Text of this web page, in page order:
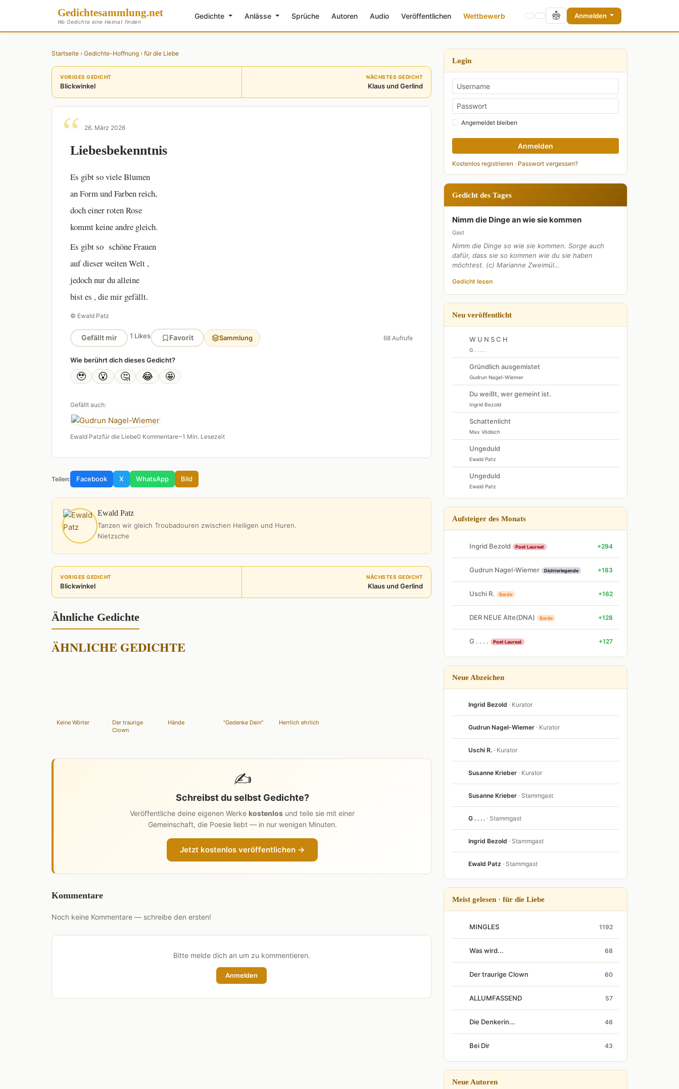
Gedichtesammlung.net
Wo Gedichte eine Heimat finden
Gedichte Anlässe Sprüche Autoren Audio Veröffentlichen Wettbewerb Anmelden
Startseite › Gedichte-Hoffnung › für die Liebe
VORIGES GEDICHT
Blickwinkel
NÄCHSTES GEDICHT
Klaus und Gerlind
26. März 2026
Liebesbekenntnis
Es gibt so viele Blumen
an Form und Farben reich,
doch einer roten Rose
kommt keine andre gleich.
Es gibt so schöne Frauen
auf dieser weiten Welt ,
jedoch nur du alleine
bist es , die mir gefällt.
© Ewald Patz
Gefällt mir 1 Likes Favorit Sammlung 68 Aufrufe
Wie berührt dich dieses Gedicht?
🥹 😮 🤔 😂 🤩
Gefällt auch:
Ewald Patzfür die Liebe0 Kommentare~1 Min. Lesezeit
Teilen: Facebook X WhatsApp Bild
Ewald Patz
Tanzen wir gleich Troubadouren zwischen Heiligen und Huren.
Nietzsche
VORIGES GEDICHT
Blickwinkel
NÄCHSTES GEDICHT
Klaus und Gerlind
Ähnliche Gedichte
ÄHNLICHE GEDICHTE
Keine Wörter
Der traurige
Clown
Hände "Gedenke Dein" Herrlich ehrlich
✍️
Schreibst du selbst Gedichte?
Veröffentliche deine eigenen Werke kostenlos und teile sie mit einer
Gemeinschaft, die Poesie liebt — in nur wenigen Minuten.
Jetzt kostenlos veröffentlichen →
Kommentare
Noch keine Kommentare — schreibe den ersten!
Bitte melde dich an um zu kommentieren.
Anmelden
Login
Angemeldet bleiben
Anmelden
Kostenlos registrieren · Passwort vergessen?
Gedicht des Tages
Nimm die Dinge an wie sie kommen
Gast
Nimm die Dinge so wie sie kommen. Sorge auch
dafür, dass sie so kommen wie du sie haben
möchtest. (c) Marianne Zweimül…
Gedicht lesen
Neu veröffentlicht
W U N S C H
G . . . .
Gründlich ausgemistet
Gudrun Nagel-Wiemer
Du weißt, wer gemeint ist.
Ingrid Bezold
Schattenlicht
Max Vödisch
Ungeduld
Ewald Patz
Ungeduld
Ewald Patz
Aufsteiger des Monats
Ingrid Bezold Poet Laureat +294
Gudrun Nagel-Wiemer Dichterlegende +183
Uschi R. Barde +162
DER NEUE Alte(DNA) Barde +128
G . . . . Poet Laureat +127
Neue Abzeichen
Ingrid Bezold · Kurator
Gudrun Nagel-Wiemer · Kurator
Uschi R. · Kurator
Susanne Krieber · Kurator
Susanne Krieber · Stammgast
G . . . . · Stammgast
Ingrid Bezold · Stammgast
Ewald Patz · Stammgast
Meist gelesen · für die Liebe
MINGLES 1192
Was wird... 68
Der traurige Clown 60
ALLUMFASSEND 57
Die Denkerin... 46
Bei Dir 43
Neue Autoren